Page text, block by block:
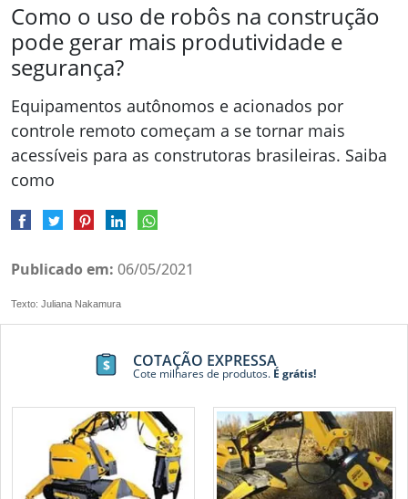
Como o uso de robôs na construção
pode gerar mais produtividade e
segurança?
Equipamentos autônomos e acionados por
controle remoto começam a se tornar mais
acessíveis para as construtoras brasileiras. Saiba
como
Publicado em: 06/05/2021
Texto: Juliana Nakamura
COTAÇÃO EXPRESSA
Cote milhares de produtos.É grátis!